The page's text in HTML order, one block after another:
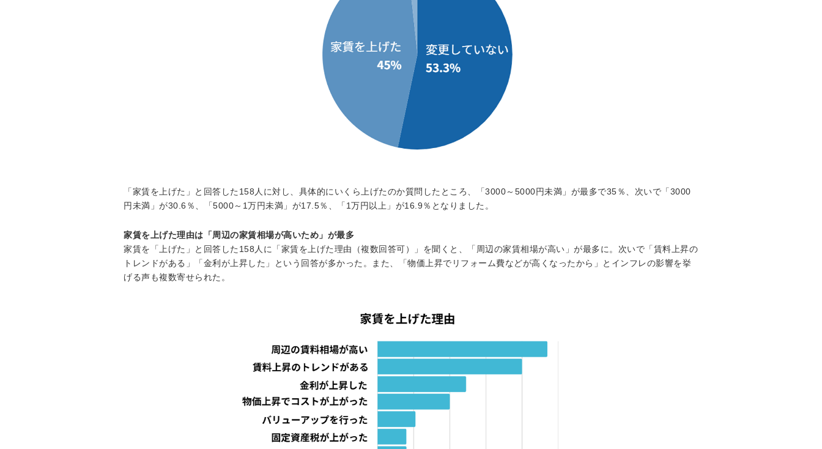
「家賃を上げた」と回答した158人に対し、具体的にいくら上げたのか質問したところ、「3000～5000円未満」が最多で35％、次いで「3000
円未満」が30.6％、「5000～1万円未満」が17.5％、「1万円以上」が16.9％となりました。
家賃を上げた理由は「周辺の家賃相場が高いため」が最多
家賃を「上げた」と回答した158人に「家賃を上げた理由（複数回答可）」を聞くと、「周辺の家賃相場が高い」が最多に。次いで「賃料上昇の
トレンドがある」「金利が上昇した」という回答が多かった。また、「物価上昇でリフォーム費などが高くなったから」とインフレの影響を挙
げる声も複数寄せられた。